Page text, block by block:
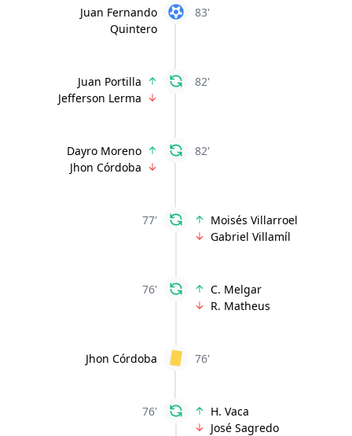
83'
Juan Fernando
Quintero
82'
Juan Portilla
Jefferson Lerma
82'
Dayro Moreno
Jhon Córdoba
77'
Moisés Villarroel
Gabriel Villamíl
76'
C. Melgar
R. Matheus
76'
Jhon Córdoba
76'
H. Vaca
José Sagredo